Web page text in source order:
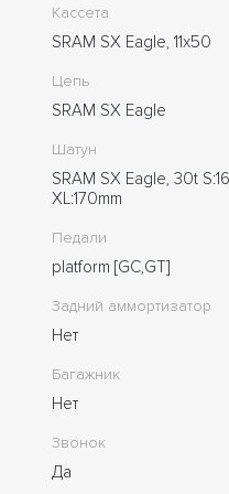
Кассета
SRAM SX Eagle, 11x50
Цепь
SRAM SX Eagle
Шатун
SRAM SX Eagle, 30t
XL:170mm
Педали
platform [GC,GT]
Задний аммортизатор
Нет
Багажник
Нет
Звонок
Да